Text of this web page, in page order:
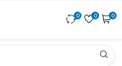
0 0 0